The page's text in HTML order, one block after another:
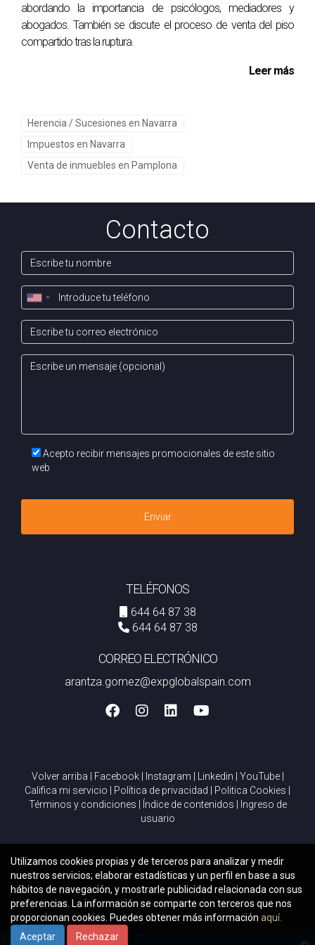
abordando la importancia de psicólogos, mediadores y
abogados. También se discute el proceso de venta del piso
compartido tras la ruptura.
Leer más
Herencia / Sucesiones en Navarra
Impuestos en Navarra
Venta de inmuebles en Pamplona
Contacto
Acepto recibir mensajes promocionales de este sitio
web
Enviar
TELÉFONOS
644 64 87 38
644 64 87 38
CORREO ELECTRÓNICO
arantza.gomez@expglobalspain.com
Volver arriba Facebook| Instagram Linkedin YouTube|
Califica mi servicio
Política de privacidad Politica Cookies
Términos y condiciones
Índice de contenidos
Ingreso de
usuario
Utilizamos cookies propias y de terceros para analizar y medir
nuestros servicios; elaborar estadísticas y un perfil en base a sus
hábitos de navegación, y mostrarle publicidad relacionada con sus
preferencias. La información se comparte con terceros que nos
proporcionan cookies. Puedes obtener más información aquí.
Aceptar
Rechazar